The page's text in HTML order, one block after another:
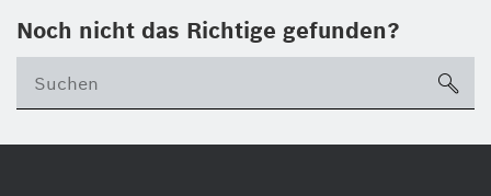
Noch nicht das Richtige gefunden?